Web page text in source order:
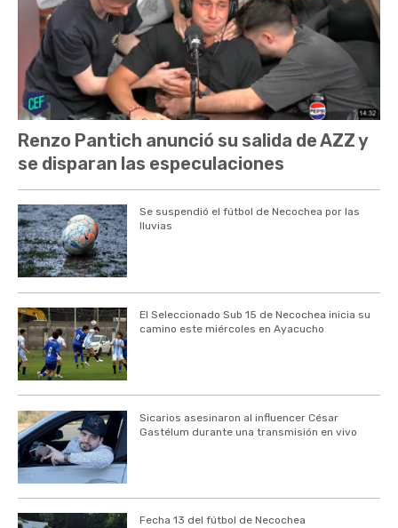
Renzo Pantich anunció su salida de AZZ y
se disparan las especulaciones
Se suspendió el fútbol de Necochea por las
lluvias
El Seleccionado Sub 15 de Necochea inicia su
camino este miércoles en Ayacucho
Sicarios asesinaron al influencer César
Gastélum durante una transmisión en vivo
Fecha 13 del fútbol de Necochea